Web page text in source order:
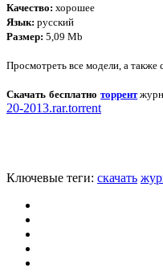
Качество: хорошее
Язык: русский
Размер: 5,09 Mb
Просмотреть все модели, а
Скачать бесплатноторрент
20-2013.rar.torrent
Ключевые теги: скачать